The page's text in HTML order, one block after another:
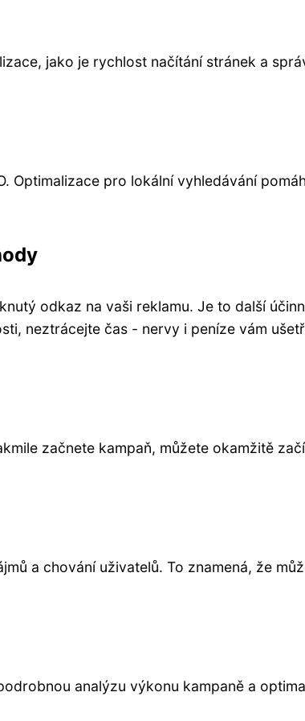
jako je rychlost načítání stránek a
Optimalizace pro lokální vyhledávání
odkaz na vaši reklamu. Je to další
neztrácejte čas - nervy i peníze vám
začnete kampaň, můžete okamžitě
a chování uživatelů. To znamená, že
analýzu výkonu kampaně a